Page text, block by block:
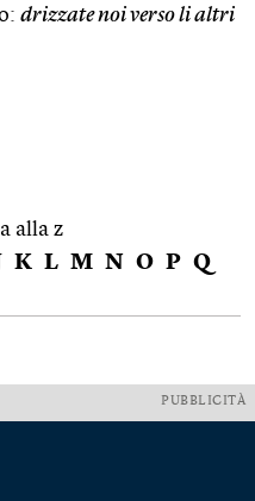
drizzate noi verso li altri
alla z
K L M N O P Q
PUBBLICITÀ